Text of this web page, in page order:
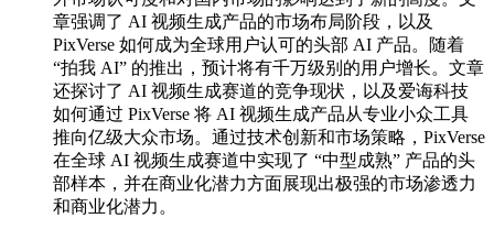
章强调了 AI 视频生成产品的市场布局阶段，以及
PixVerse 如何成为全球用户认可的头部 AI 产品。随着
“拍我 AI” 的推出，预计将有千万级别的用户增长。文章
还探讨了 AI 视频生成赛道的竞争现状，以及爱诲科技
如何通过 PixVerse 将 AI 视频生成产品从专业小众工具
推向亿级大众市场。通过技术创新和市场策略，PixVerse
在全球 AI 视频生成赛道中实现了 “中型成熟” 产品的头
部样本，并在商业化潜力方面展现出极强的市场渗透力
和商业化潜力。